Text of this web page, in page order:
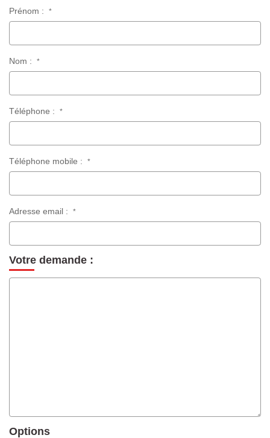
Prénom : *
Nom : *
Téléphone : *
Téléphone mobile : *
Adresse email : *
Votre demande :
Options